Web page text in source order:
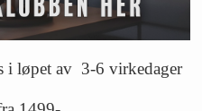
i løpet av 3-6 virkedager